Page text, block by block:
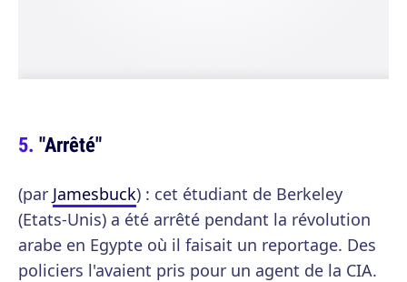
"Arrêté"
(par Jamesbuck) : cet étudiant de Berkeley
(Etats-Unis) a été arrêté pendant la révolution
arabe en Egypte où il faisait un reportage. Des
policiers l'avaient pris pour un agent de la CIA.